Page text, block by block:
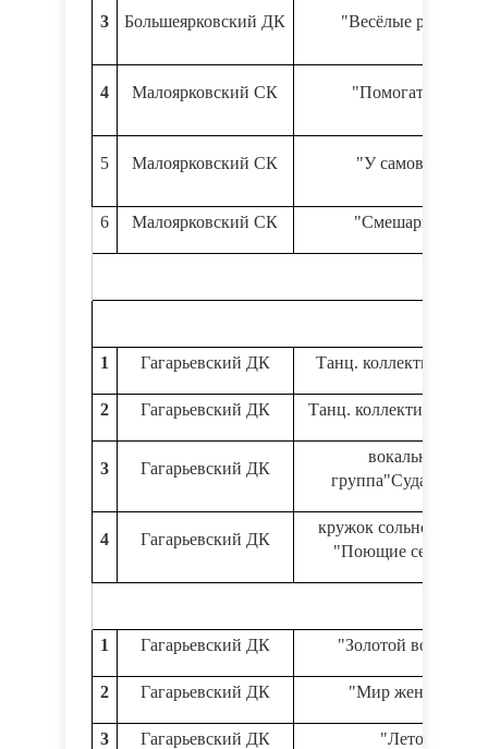
3 Большеярковский ДК "Весёлые ребята"
4 Малоярковский СК "Помогаторы"
5 Малоярковский СК "У самовара"
6 Малоярковский СК "Смешарики"
1 Гагарьевский ДК Танц. коллектив
2 Гагарьевский ДК Танц. коллектив
3 Гагарьевский ДК
вокальная
группа"Сударушка"
4 Гагарьевский ДК
кружок сольного
"Поющие сердцем"
1 Гагарьевский ДК "Золотой возраст"
2 Гагарьевский ДК "Мир женщин"
3 Гагарьевский ДК "Лето"